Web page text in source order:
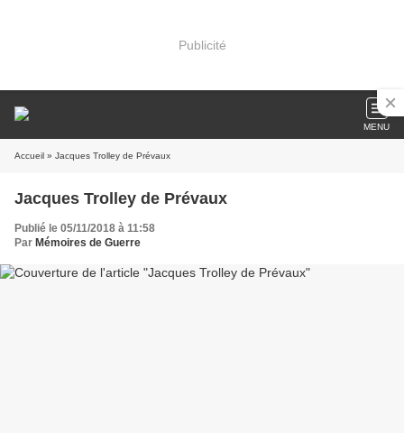
Publicité
MENU
Accueil » Jacques Trolley de Prévaux
Jacques Trolley de Prévaux
Publié le 05/11/2018 à 11:58
Par Mémoires de Guerre